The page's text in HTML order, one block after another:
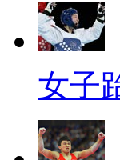
女子